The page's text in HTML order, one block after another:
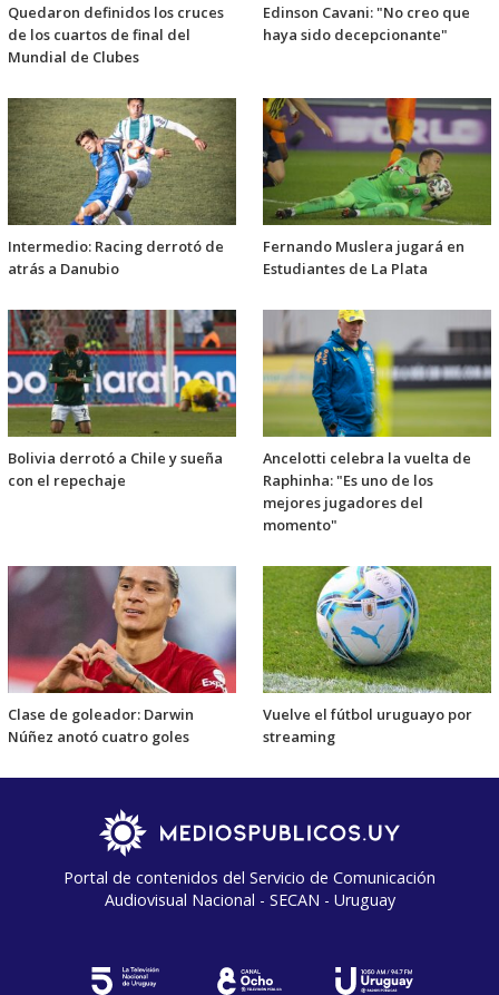
Quedaron definidos los cruces
de los cuartos de final del
Mundial de Clubes
Edinson Cavani: "No creo que
haya sido decepcionante"
Intermedio: Racing derrotó de
atrás a Danubio
Fernando Muslera jugará en
Estudiantes de La Plata
Bolivia derrotó a Chile y sueña
con el repechaje
Ancelotti celebra la vuelta de
Raphinha: "Es uno de los
mejores jugadores del
momento"
Clase de goleador: Darwin
Núñez anotó cuatro goles
Vuelve el fútbol uruguayo por
streaming
Portal de contenidos del Servicio de Comunicación
Audiovisual Nacional - SECAN - Uruguay